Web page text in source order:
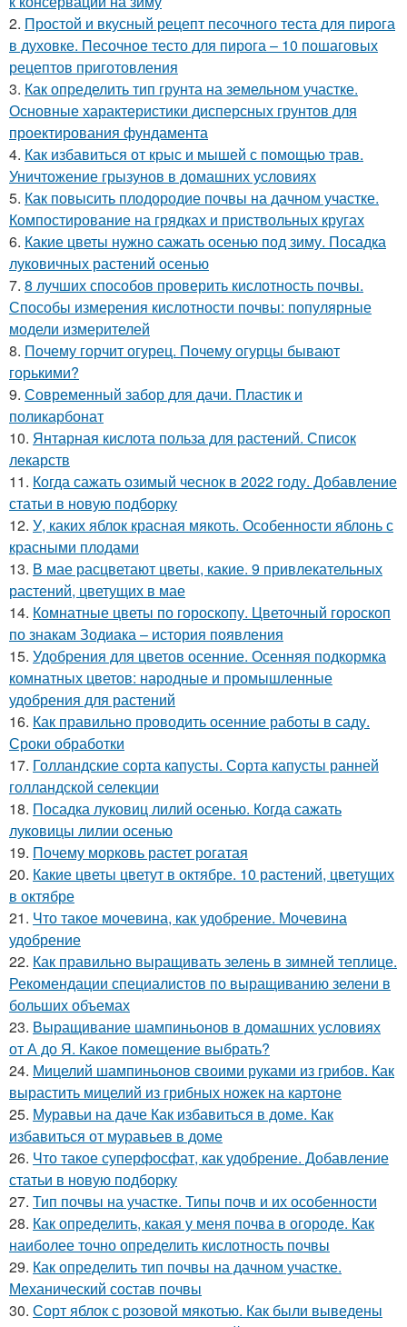
2. Простой и вкусный рецепт песочного теста для пирога
в духовке. Песочное тесто для пирога – 10 пошаговых
рецептов приготовления
3. Как определить тип грунта на земельном участке.
Основные характеристики дисперсных грунтов для
проектирования фундамента
4. Как избавиться от крыс и мышей с помощью трав.
Уничтожение грызунов в домашних условиях
5. Как повысить плодородие почвы на дачном участке.
Компостирование на грядках и приствольных кругах
6. Какие цветы нужно сажать осенью под зиму. Посадка
луковичных растений осенью
7. 8 лучших способов проверить кислотность почвы.
Способы измерения кислотности почвы: популярные
модели измерителей
8. Почему горчит огурец. Почему огурцы бывают
горькими?
9. Современный забор для дачи. Пластик и
поликарбонат
10. Янтарная кислота польза для растений. Список
лекарств
11. Когда сажать озимый чеснок в 2022 году. Добавление
статьи в новую подборку
12. У, каких яблок красная мякоть. Особенности яблонь с
красными плодами
13. В мае расцветают цветы, какие. 9 привлекательных
растений, цветущих в мае
14. Комнатные цветы по гороскопу. Цветочный гороскоп
по знакам Зодиака – история появления
15. Удобрения для цветов осенние. Осенняя подкормка
комнатных цветов: народные и промышленные
удобрения для растений
16. Как правильно проводить осенние работы в саду.
Сроки обработки
17. Голландские сорта капусты. Сорта капусты ранней
голландской селекции
18. Посадка луковиц лилий осенью. Когда сажать
луковицы лилии осенью
19. Почему морковь растет рогатая
20. Какие цветы цветут в октябре. 10 растений, цветущих
в октябре
21. Что такое мочевина, как удобрение. Мочевина
удобрение
22. Как правильно выращивать зелень в зимней теплице.
Рекомендации специалистов по выращиванию зелени в
больших объемах
23. Выращивание шампиньонов в домашних условиях
от А до Я. Какое помещение выбрать?
24. Мицелий шампиньонов своими руками из грибов. Как
вырастить мицелий из грибных ножек на картоне
25. Муравьи на даче Как избавиться в доме. Как
избавиться от муравьев в доме
26. Что такое суперфосфат, как удобрение. Добавление
статьи в новую подборку
27. Тип почвы на участке. Типы почв и их особенности
28. Как определить, какая у меня почва в огороде. Как
наиболее точно определить кислотность почвы
29. Как определить тип почвы на дачном участке.
Механический состав почвы
30. Сорт яблок с розовой мякотью. Как были выведены